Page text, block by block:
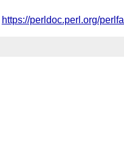
https://perldoc.perl.org/